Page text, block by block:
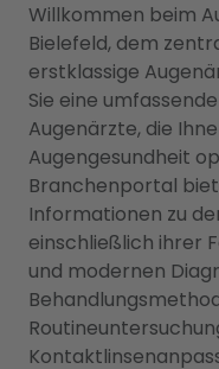
Willkommen beim
Bielefeld, dem
erstklassige
Sie eine
Augenärzte, die
Augengesundheit
Branchenportal
Informationen zu
einschließlich ihrer
und modernen